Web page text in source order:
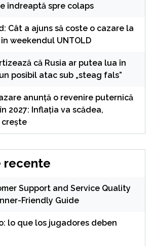
îndreaptă spre colaps
Cât a ajuns să coste o cazare la
weekendul UNTOLD
că Rusia ar putea lua în
posibil atac sub „steag fals”
anunță o revenire puternică
2027: Inflația va scădea,
crește
recente
Support and Service Quality
Friendly Guide
lo que los jugadores deben